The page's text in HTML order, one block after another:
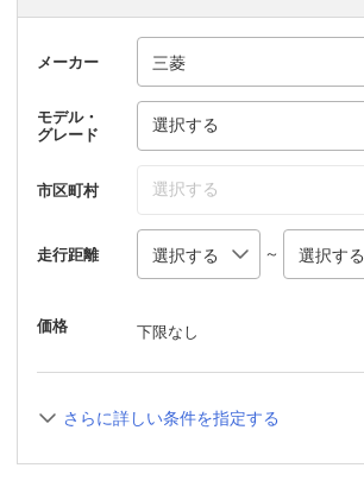
メーカー
モデル・
グレード
選択する
市区町村 選択する
走行距離 ～
価格 下限なし
さらに詳しい条件を指定する